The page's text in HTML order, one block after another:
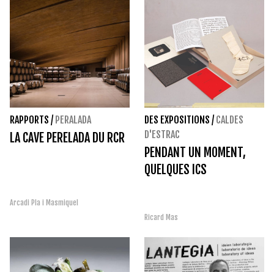
RAPPORTS / PERALADA
LA CAVE PERELADA DU RCR
Arcadi Pla i Masmiquel
DES EXPOSITIONS / CALDES
D'ESTRAC
PENDANT UN MOMENT,
QUELQUES ICS
Ricard Mas